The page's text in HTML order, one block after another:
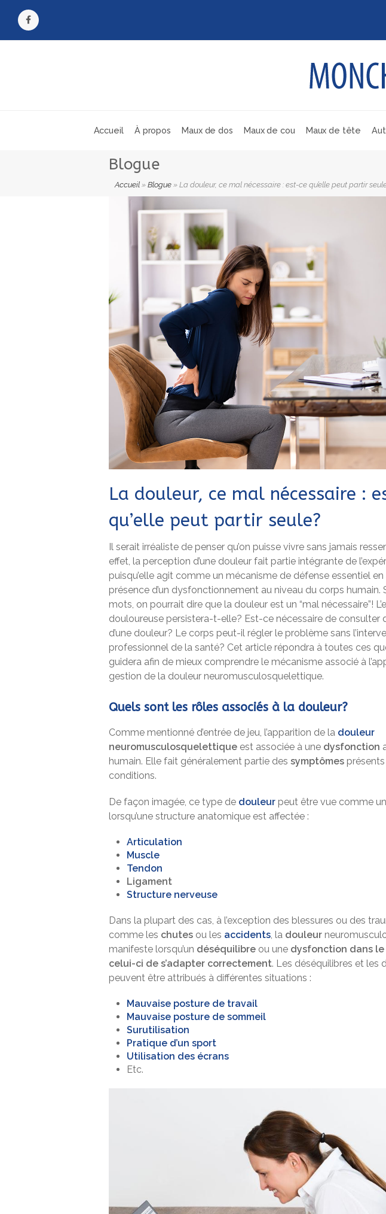
Facebook
Accueil À propos Maux de dos Maux de cou Maux de tête
Blogue
Accueil » Blogue » La douleur, ce mal nécessaire : est-ce qu’elle peut partir
La douleur, ce mal nécessaire :
qu’elle peut partir seule?
Il serait irréaliste de penser qu’on puisse vivre sans jamais
effet, la perception d’une douleur fait partie intégrante de
puisqu’elle agit comme un mécanisme de défense essentiel
présence d’un dysfonctionnement au niveau du corps humain.
mots, on pourrait dire que la douleur est un “mal nécessaire”!
douloureuse persistera-t-elle? Est-ce nécessaire de consulter
d’une douleur? Le corps peut-il régler le problème sans
professionnel de la santé? Cet article répondra à toutes ces
guidera afin de mieux comprendre le mécanisme associé à
gestion de la douleur neuromusculosquelettique.
Quels sont les rôles associés à la douleur?
Comme mentionné d’entrée de jeu, l’apparition de la douleur
neuromusculosquelettique est associée à une dysfonction
humain. Elle fait généralement partie des symptômes
conditions.
De façon imagée, ce type de douleur peut être vue comme un
lorsqu’une structure anatomique est affectée :
Articulation
Muscle
Tendon
Ligament
Structure nerveuse
Dans la plupart des cas, à l’exception des blessures ou des
comme les chutes ou les accidents , la douleur
manifeste lorsqu’un déséquilibre ou une dysfonction dans le
celui-ci de s’adapter correctement. Les déséquilibres et les
peuvent être attribués à différentes situations :
Mauvaise posture de travail
Mauvaise posture de sommeil
Surutilisation
Pratique d’un sport
Utilisation des écrans
Etc.